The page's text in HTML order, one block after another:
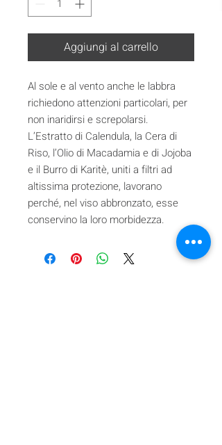
Aggiungi al carrello
Al sole e al vento anche le labbra
richiedono attenzioni particolari, per
non inaridirsi e screpolarsi.
L’Estratto di Calendula, la Cera di
Riso, l’Olio di Macadamia e di Jojoba
e il Burro di Karitè, uniti a filtri ad
altissima protezione, lavorano
perché, nel viso abbronzato, esse
conservino la loro morbidezza.